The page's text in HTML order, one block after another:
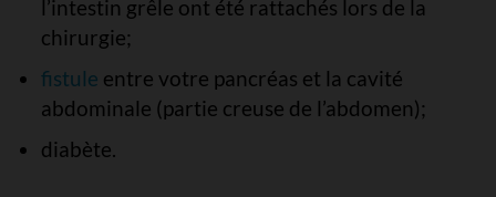
l’intestin grêle ont été rattachés lors de la
chirurgie;
fistule entre votre pancréas et la cavité
abdominale (partie creuse de l’abdomen);
diabète.